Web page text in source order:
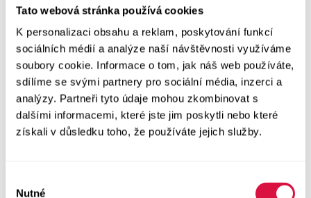
Tato webová stránka používá cookies
K personalizaci obsahu a reklam, poskytování funkcí
sociálních médií a analýze naší návštěvnosti využíváme
soubory cookie. Informace o tom, jak náš web používáte,
sdílíme se svými partnery pro sociální média, inzerci a
analýzy. Partneři tyto údaje mohou zkombinovat s
dalšími informacemi, které jste jim poskytli nebo které
získali v důsledku toho, že používáte jejich služby.
Nutné
Mikiny
Svetry
Šaty a sukně
Vše v kategorii Šaty a sukně
NOVINKY
Letní šaty